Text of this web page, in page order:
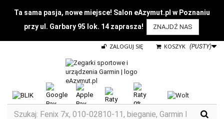
Ta sama pasja, nowe miejsce! Salon eAzymut.pl w Poznaniu
przy ul. Garbary 95 lok. 14 zaprasza!
ZNAJDŹ NAS
KOSZYK (PUSTY)
ZALOGUJ SIĘ